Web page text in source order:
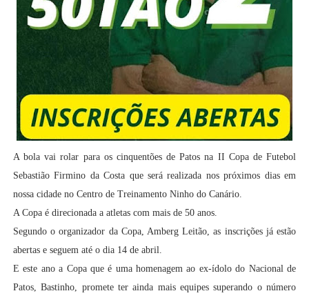
A bola vai rolar para os cinquentões de Patos na II Copa de Futebol
Sebastião Firmino da Costa que será realizada nos próximos dias em
nossa cidade no Centro de Treinamento Ninho do Canário.
A Copa é direcionada a atletas com mais de 50 anos.
Segundo o organizador da Copa, Amberg Leitão, as inscrições já estão
abertas e seguem até o dia 14 de abril.
E este ano a Copa que é uma homenagem ao ex-ídolo do Nacional de
Patos, Bastinho, promete ter ainda mais equipes superando o número